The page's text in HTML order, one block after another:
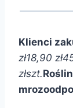
Klienci
zł18,90 zł
złszt.